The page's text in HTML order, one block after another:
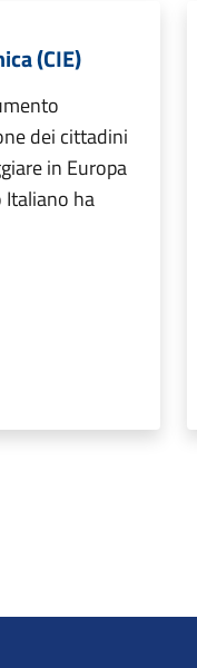
(CIE)
dei cittadini
in Europa
Italiano ha